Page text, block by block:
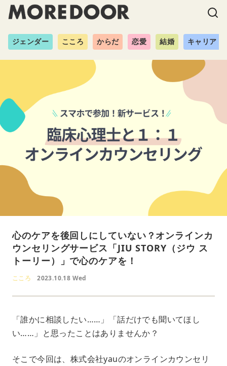
ジェンダー こころ からだ 恋愛 結婚 キャリア
心のケアを後回しにしていない？オンラインカ
ウンセリングサービス「JIU STORY（ジウ ス
トーリー）」で心のケアを！
こころ 2023.10.18 Wed
「誰かに相談したい……」「話だけでも聞いてほし
い……」と思ったことはありませんか？
そこで今回は、株式会社yauのオンラインカウンセリ